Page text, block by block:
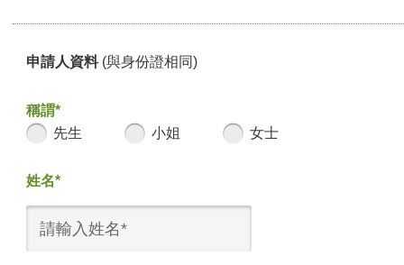
申請人資料 (與身份證相同)
稱謂*
先生
小姐 女士
姓名*